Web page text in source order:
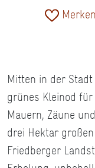
Merken
Mitten in der
grünes Kleinod
Mauern, Zäune
drei Hektar
Friedberger